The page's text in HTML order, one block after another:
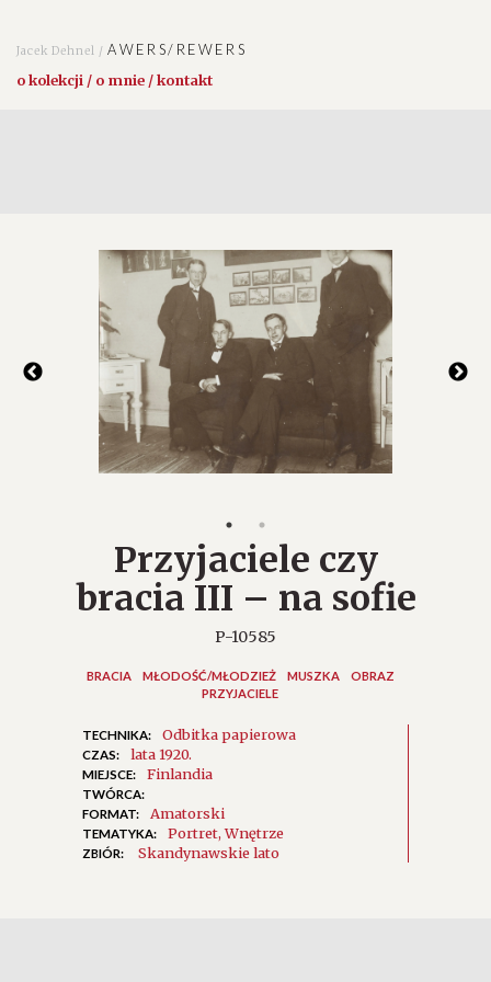
Jacek Dehnel /AWERS/REWERS
o kolekcji / o mnie / kontakt
Przyjaciele czy
bracia III – na sofie
P-10585
BRACIA MŁODOŚĆ/MŁODZIEŻ MUSZKA
OBRAZ
PRZYJACIELE
TECHNIKA: Odbitka papierowa
CZAS: lata 1920.
MIEJSCE: Finlandia
TWÓRCA:
FORMAT:
Amatorski
TEMATYKA: Portret Wnętrze
ZBIÓR: Skandynawskie lato